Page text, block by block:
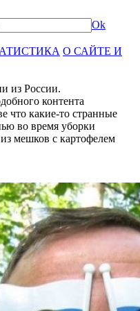
Ok
О САЙТЕ И
из России.
контента
что какие-то странные
во время уборки
мешков с картофелем